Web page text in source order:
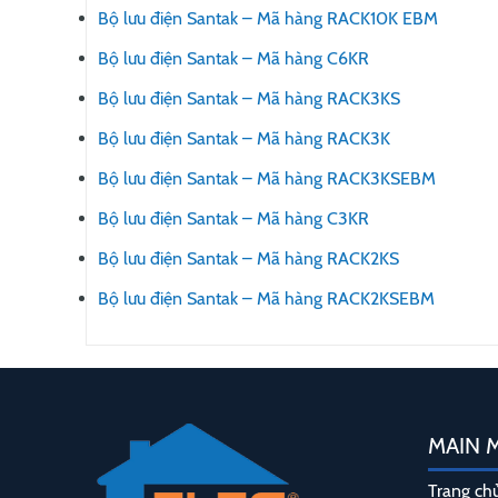
Bộ lưu điện Santak – Mã hàng RACK10K EBM
Bộ lưu điện Santak – Mã hàng C6KR
Bộ lưu điện Santak – Mã hàng RACK3KS
Bộ lưu điện Santak – Mã hàng RACK3K
Bộ lưu điện Santak – Mã hàng RACK3KSEBM
Bộ lưu điện Santak – Mã hàng C3KR
Bộ lưu điện Santak – Mã hàng RACK2KS
Bộ lưu điện Santak – Mã hàng RACK2KSEBM
MAIN
Trang